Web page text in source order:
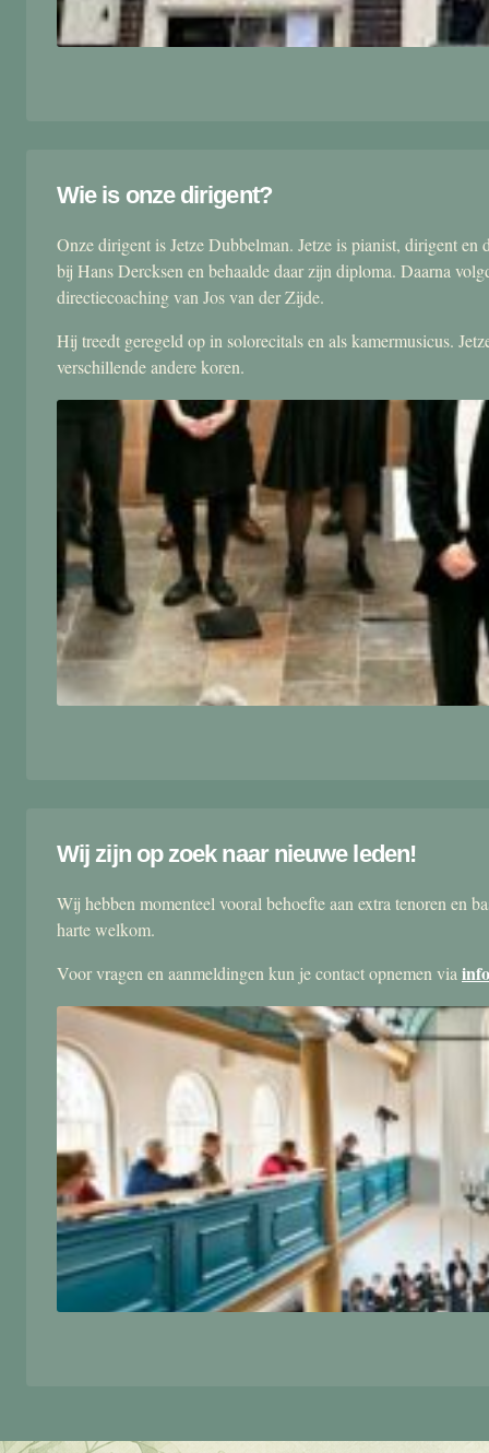
Wie is onze dirigent?
Onze dirigent is Jetze Dubbelman. Jetze is pianist, dirigent
bij Hans Dercksen en behaalde daar zijn diploma. Daarna
directiecoaching van Jos van der Zijde.
Hij treedt geregeld op in solorecitals en als kamermusicus.
verschillende andere koren.
Wij zijn op zoek naar nieuwe leden!
Wij hebben momenteel vooral behoefte aan extra tenoren en
harte welkom.
Voor vragen en aanmeldingen kun je contact opnemen via